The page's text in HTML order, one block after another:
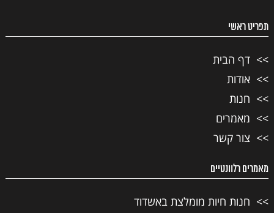
תפריט ראשי
דף הבית
אודות
חנות
מאמרים
צור קשר
מאמרים רלוונטיים
חנות חיות מומלצת באשדוד